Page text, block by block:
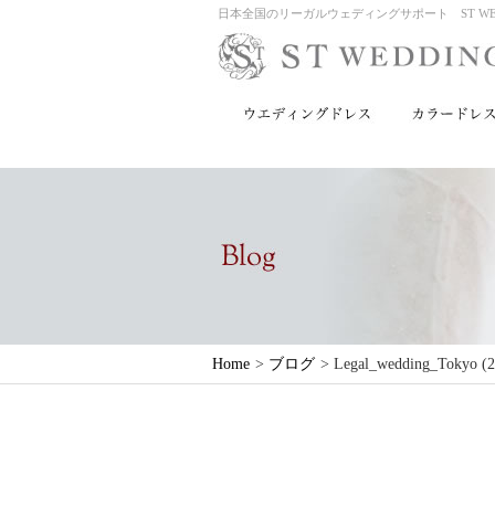
日本全国のリーガルウェディングサポート ST
Home > ブログ > Legal_wedding_Tokyo